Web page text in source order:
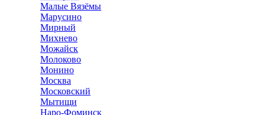
Малые Вязёмы
Марусино
Мирный
Михнево
Можайск
Молоково
Монино
Москва
Московский
Мытищи
Наро-Фоминск